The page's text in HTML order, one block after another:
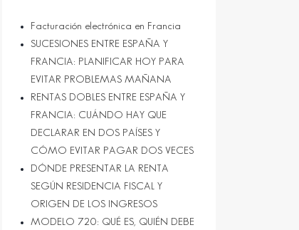
Facturación electrónica en Francia
SUCESIONES ENTRE ESPAÑA Y
FRANCIA: PLANIFICAR HOY PARA
EVITAR PROBLEMAS MAÑANA
RENTAS DOBLES ENTRE ESPAÑA Y
FRANCIA: CUÁNDO HAY QUE
DECLARAR EN DOS PAÍSES Y
CÓMO EVITAR PAGAR DOS VECES
DÓNDE PRESENTAR LA RENTA
SEGÚN RESIDENCIA FISCAL Y
ORIGEN DE LOS INGRESOS
MODELO 720: QUÉ ES, QUIÉN DEBE